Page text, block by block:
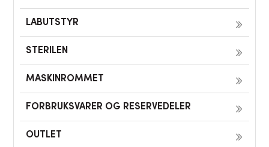
LABUTSTYR
STERILEN
MASKINROMMET
FORBRUKSVARER OG RESERVEDELER
OUTLET